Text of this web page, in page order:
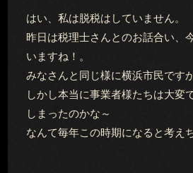
はい、私は脱税はしていません。
昨日は税理士さんとのお話合い、
いますね！。
みなさんと同じ様に横浜市民ですか
しかし本当に事業者様たちは大変
しまったのかな～
なんて毎年この時期になると考え